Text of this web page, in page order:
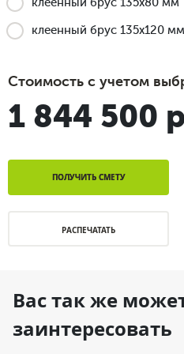
клеенный брус 135x80 мм
клеенный брус 135x120 мм
Стоимость с учетом
1 844 500
ПОЛУЧИТЬ СМЕТУ
РАСПЕЧАТАТЬ
Вас так же
заинтересовать